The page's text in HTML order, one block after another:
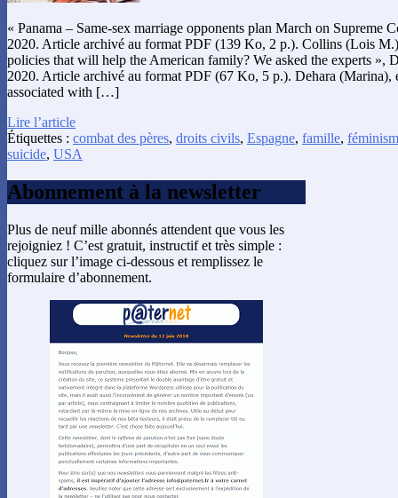
« Panama – Same-sex marriage opponents plan March on Supreme
2020. Article archivé au format PDF (139 Ko, 2 p.). Collins (Lois
policies that will help the American family? We asked the experts »,
2020. Article archivé au format PDF (67 Ko, 5 p.). Dehara (Marina),
associated with […]
Lire l’article
Étiquettes : combat des pères, droits civils, Espagne, famille,
suicide, USA
Abonnement à la newsletter
Plus de neuf mille abonnés attendent que vous les
rejoigniez ! C’est gratuit, instructif et très simple :
cliquez sur l’image ci-dessous et remplissez le
formulaire d’abonnement.